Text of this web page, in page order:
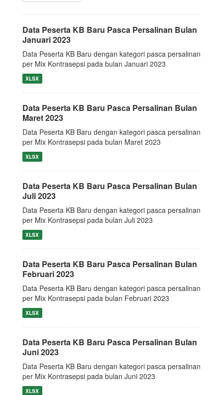
Data Peserta KB Baru Pasca Persalinan Bulan
Januari 2023
Data Peserta KB Baru dengan kategori pasca persalinan
per Mix Kontrasepsi pada bulan Januari 2023
XLSX
Data Peserta KB Baru Pasca Persalinan Bulan
Maret 2023
Data Peserta KB Baru dengan kategori pasca persalinan
per Mix Kontrasepsi pada bulan Maret 2023
XLSX
Data Peserta KB Baru Pasca Persalinan Bulan
Juli 2023
Data Peserta KB Baru dengan kategori pasca persalinan
per Mix Kontrasepsi pada bulan Juli 2023
XLSX
Data Peserta KB Baru Pasca Persalinan Bulan
Februari 2023
Data Peserta KB Baru dengan kategori pasca persalinan
per Mix Kontrasepsi pada bulan Februari 2023
XLSX
Data Peserta KB Baru Pasca Persalinan Bulan
Juni 2023
Data Peserta KB Baru dengan kategori pasca persalinan
per Mix Kontrasepsi pada bulan Juni 2023
XLSX